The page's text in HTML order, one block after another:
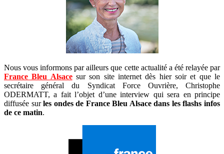
Nous vous informons par ailleurs que cette actualité a été relayée par
France Bleu Alsacesur son site internet dès hier soir et que le
secrétaire général du Syndicat Force Ouvrière, Christophe
ODERMATT, a fait l’objet d’une interview qui sera en principe
diffusée surles ondes de France Bleu Alsace dans les flashs infos
de ce matin.